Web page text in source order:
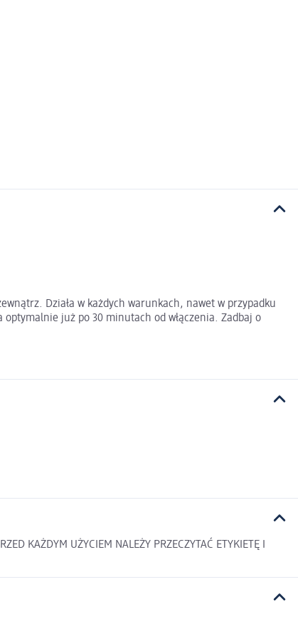
Działa w każdych warunkach, nawet w przypadku
już po 30 minutach od włączenia. Zadbaj o
KAŻDYM UŻYCIEM NALEŻY PRZECZYTAĆ ETYKIETĘ I